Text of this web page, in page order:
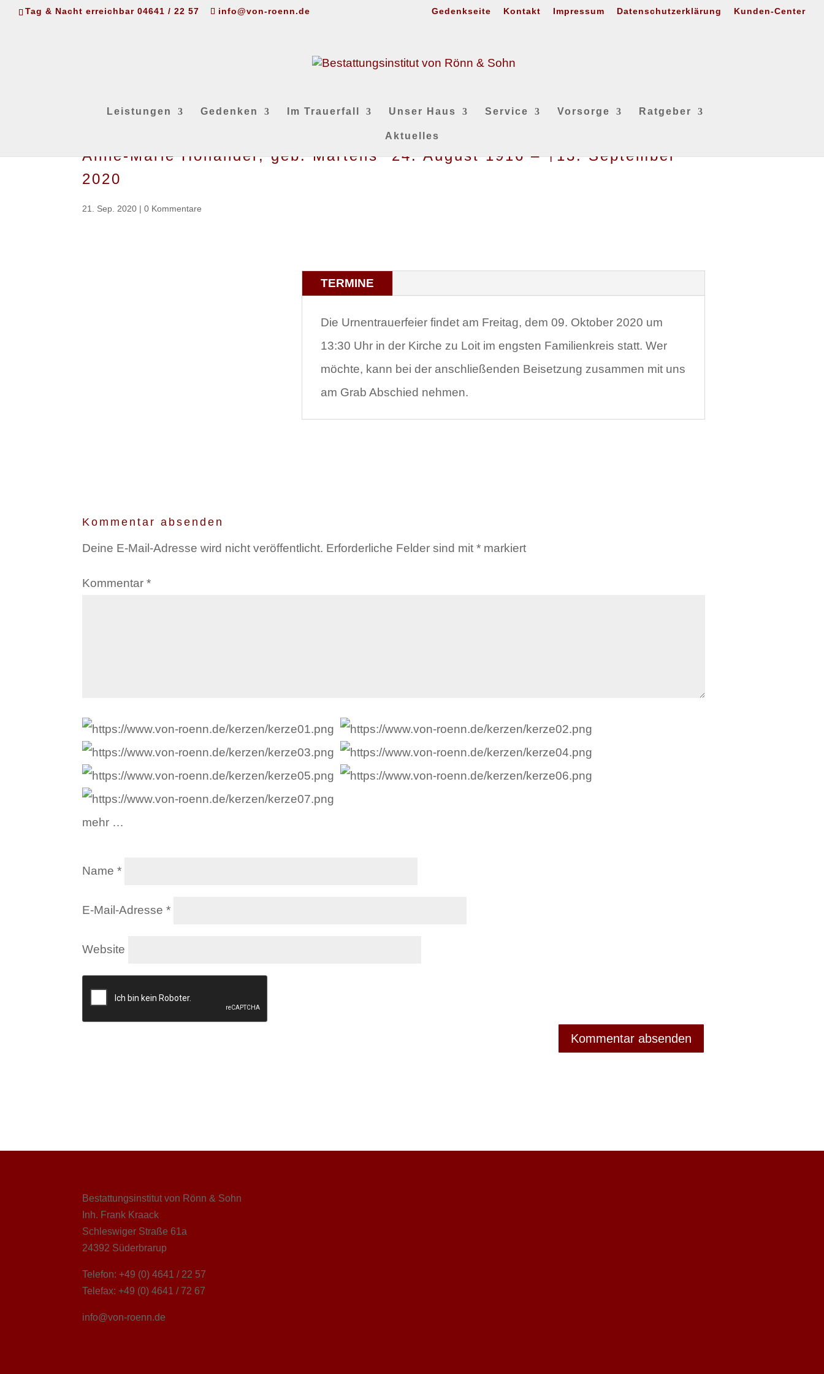
Tag & Nacht erreichbar 04641 / 22 57 info@von-roenn.de Gedenkseite Kontakt Impressum Datenschutzerklärung Kunden-Center
Leistungen Gedenken Im Trauerfall Unser Haus Service Vorsorge Ratgeber
Aktuelles
Anne-Marie Holländer, geb. Martens *24. August 1916 – †13. September
2020
21. Sep. 2020 |0 Kommentare
TERMINE
Die Urnentrauerfeier findet am Freitag, dem 09. Oktober 2020 um
13:30 Uhr in der Kirche zu Loit im engsten Familienkreis statt. Wer
möchte, kann bei der anschließenden Beisetzung zusammen mit uns
am Grab Abschied nehmen.
Kommentar absenden
Deine E-Mail-Adresse wird nicht veröffentlicht. Erforderliche Felder sind mit* markiert
Kommentar*
mehr …
Name*
E-Mail-Adresse*
Website
Bestattungsinstitut von Rönn & Sohn
Inh. Frank Kraack
Schleswiger Straße 61a
24392 Süderbrarup
Telefon: +49 (0) 4641 / 22 57
Telefax: +49 (0) 4641 / 72 67
info@von-roenn.de